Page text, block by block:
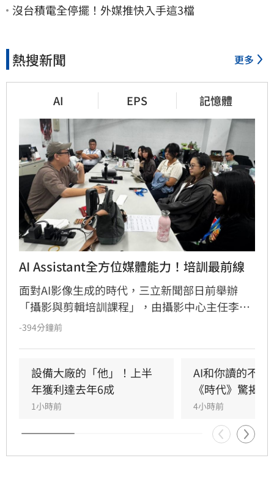
沒台積電全停擺！外媒推快入手這3檔
熱搜新聞 更多
AI EPS 記憶體
AI Assistant全方位媒體能力！培訓最前線
面對AI影像生成的時代，三立新聞部日前舉辦
「攝影與剪輯培訓課程」，由攝影中心主任李東
益率專業團隊，帶領AI Assistant培訓生深入新聞
核心競爭力。透過實地拍攝演練、作品講評及業
界剪輯系統實作，引導學員從鏡位設計到後製節
奏掌握，建立完整的影音製作觀念。三立新聞部
藉由產學合作，結合AI科技與媒體實務，致力培
育兼具數位應用與新聞專業的跨域人才，協助學
生接軌產業，共同迎接媒體數位轉型趨勢。
-394分鐘前
設備大廠的「他」！上半
年獲利達去年6成
1小時前
AI和你讀的不同
《時代》驚揭1
4小時前